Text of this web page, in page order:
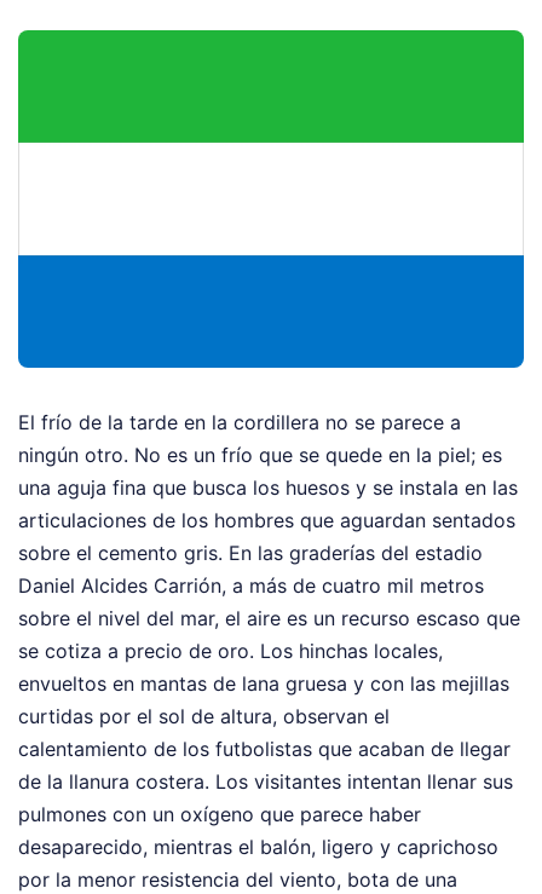
El frío de la tarde en la cordillera no se parece a
ningún otro. No es un frío que se quede en la piel; es
una aguja fina que busca los huesos y se instala en las
articulaciones de los hombres que aguardan sentados
sobre el cemento gris. En las graderías del estadio
Daniel Alcides Carrión, a más de cuatro mil metros
sobre el nivel del mar, el aire es un recurso escaso que
se cotiza a precio de oro. Los hinchas locales,
envueltos en mantas de lana gruesa y con las mejillas
curtidas por el sol de altura, observan el
calentamiento de los futbolistas que acaban de llegar
de la llanura costera. Los visitantes intentan llenar sus
pulmones con un oxígeno que parece haber
desaparecido, mientras el balón, ligero y caprichoso
por la menor resistencia del viento, bota de una